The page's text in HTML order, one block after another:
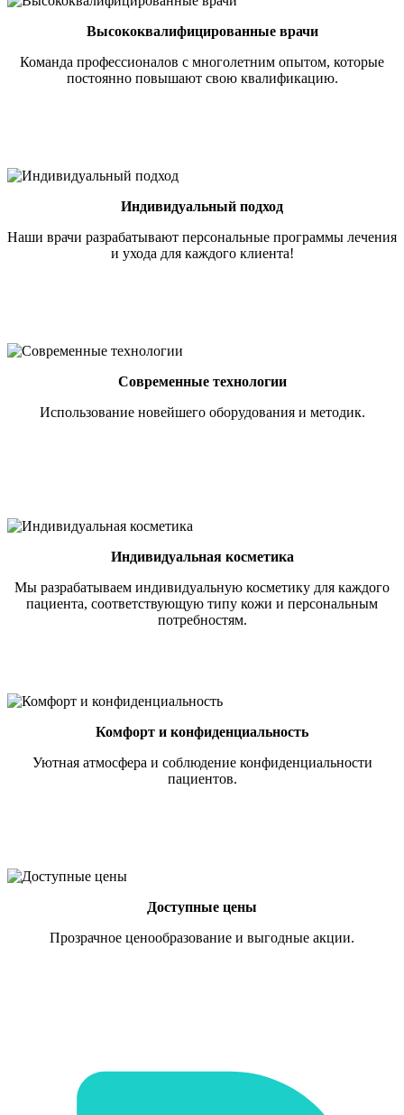
Высококвалифицированные врачи
Команда профессионалов с многолетним опытом, которые
постоянно повышают свою квалификацию.
Индивидуальный подход
Наши врачи разрабатывают персональные программы лечения
и ухода для каждого клиента!
Современные технологии
Использование новейшего оборудования и методик.
Индивидуальная косметика
Мы разрабатываем индивидуальную косметику для каждого
пациента, соответствующую типу кожи и персональным
потребностям.
Комфорт и конфиденциальность
Уютная атмосфера и соблюдение конфиденциальности
пациентов.
Доступные цены
Прозрачное ценообразование и выгодные акции.